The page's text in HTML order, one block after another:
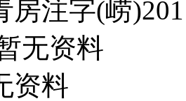
房注字(崂
无资料
资料